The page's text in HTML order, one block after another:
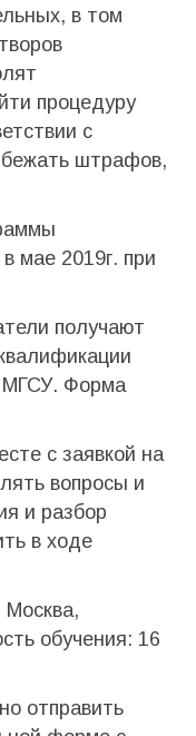
в том
процедуру
с
штрафов,
мае 2019г. при
получают
МГСУ. Форма
с заявкой на
вопросы и
и разбор
в ходе
обучения: 16
отправить